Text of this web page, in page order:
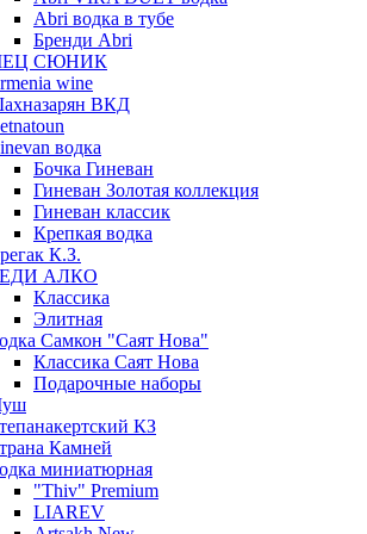
Abri водка в тубе
Бренди Abri
СЮНИК
wine
ВКД
водка
Бочка Гиневан
Гиневан Золотая коллекция
Гиневан классик
Крепкая водка
К.З.
АЛКО
Классика
Элитная
Самкон "Саят Нова"
Классика Саят Нова
Подарочные наборы
КЗ
Камней
миниатюрная
"Thiv" Premium
LIAREV